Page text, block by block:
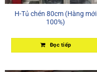
H-Tủ chén 80cm (Hàng mới
100%)
Đọc tiếp